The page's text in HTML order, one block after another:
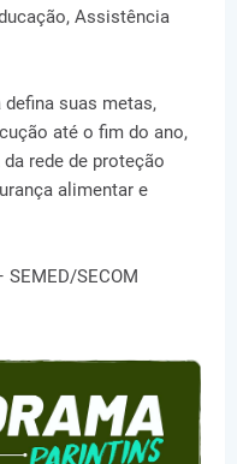
Assistência
suas metas,
até o fim do ano,
rede de proteção
alimentar e
SECOM